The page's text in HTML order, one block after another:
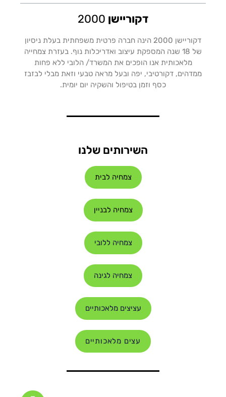
דקוריישן 2000
דקוריישן 2000 הינה חברה פרטית משפחתית בעלת ניסיון
של 18 שנה המספקת עיצוב ואדריכלות נוף. בעזרת צמחייה
מלאכותית אנו הופכים את המשרד/ הלובי ללא פחות
ממדהים, דקורטיבי, יפה ובעל מראה טבעי וזאת מבלי לבזבז
כסף וזמן בטיפול והשקיה יום יומית.
השירותים שלנו
צמחיה לבית
צמחיה לבניין
צמחיה ללובי
צמחיה לגינה
עציצים מלאכותיים
עצים מלאכותיים